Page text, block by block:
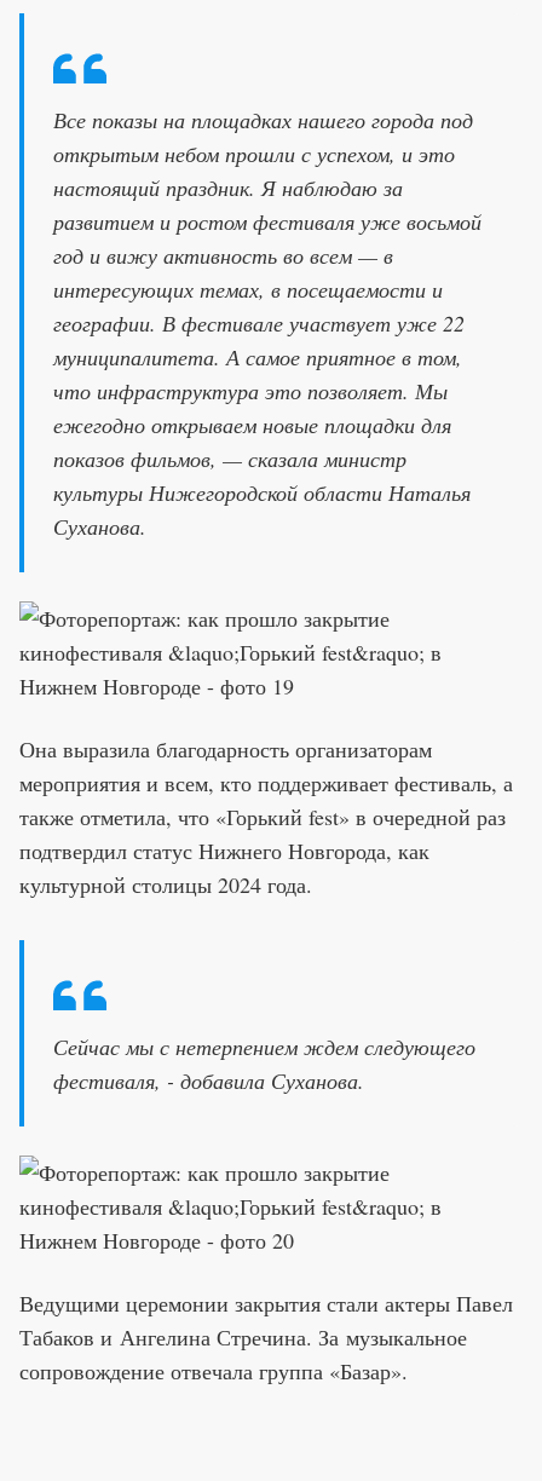
Все показы на площадках нашего города под
открытым небом прошли с успехом, и это
настоящий праздник. Я наблюдаю за
развитием и ростом фестиваля уже восьмой
год и вижу активность во всем — в
интересующих темах, в посещаемости и
географии. В фестивале участвует уже 22
муниципалитета. А самое приятное в том,
что инфраструктура это позволяет. Мы
ежегодно открываем новые площадки для
показов фильмов, — сказала министр
культуры Нижегородской области Наталья
Суханова.
Она выразила благодарность организаторам
мероприятия и всем, кто поддерживает фестиваль, а
также отметила, что «Горький fest» в очередной раз
подтвердил статус Нижнего Новгорода, как
культурной столицы 2024 года.
Сейчас мы с нетерпением ждем следующего
фестиваля, - добавила Суханова.
Ведущими церемонии закрытия стали актеры Павел
Табаков и Ангелина Стречина. За музыкальное
сопровождение отвечала группа «Базар».